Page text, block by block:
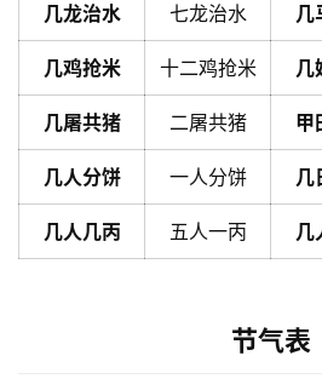
几龙治水 七龙治水 几
几鸡抢米 十二鸡抢米 几
几屠共猪 二屠共猪 甲
几人分饼 一人分饼 几
几人几丙 五人一丙 几
节气表